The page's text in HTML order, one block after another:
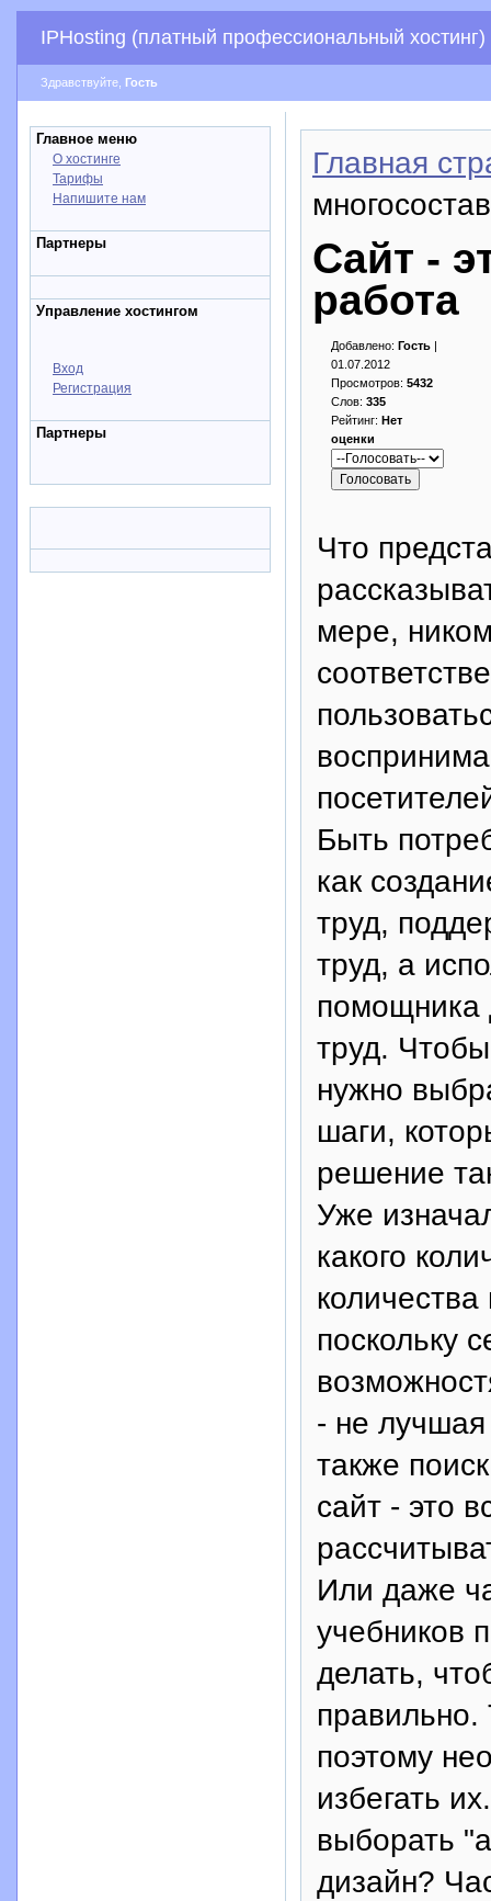
IPHosting (платный профессиональный хостинг)
Здравствуйте, Гость
Главное меню
О хостинге
Тарифы
Напишите нам
Партнеры
Управление хостингом
Вход
Регистрация
Партнеры
Главная
Сайт -
работа
Добавлено: Гость |
01.07.2012
Просмотров: 5432
Слов: 335
Рейтинг: Нет
оценки
Что
мере,
Быть
как
труд,
труд, а
помощника
труд.
нужно
шаги,
решение
Уже
какого
поскольку
- не
также
сайт - это
Или даже
учебников
делать,
правильно.
поэтому
избегать
выборать
дизайн?